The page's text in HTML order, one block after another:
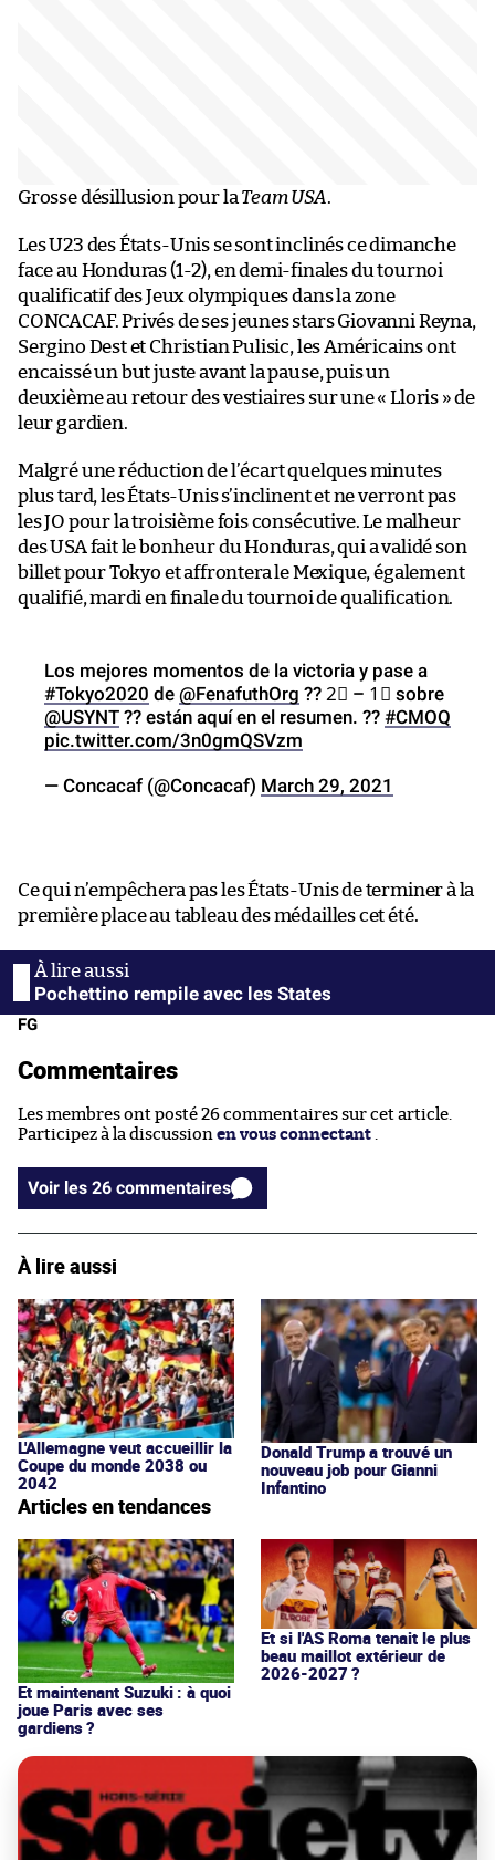
Grosse désillusion pour la Team USA.
Les U23 des États-Unis se sont inclinés ce dimanche
face au Honduras (1-2), en demi-finales du tournoi
qualificatif des Jeux olympiques dans la zone
CONCACAF. Privés de ses jeunes stars Giovanni Reyna,
Sergino Dest et Christian Pulisic, les Américains ont
encaissé un but juste avant la pause, puis un
deuxième au retour des vestiaires sur une « Lloris » de
leur gardien.
Malgré une réduction de l’écart quelques minutes
plus tard, les États-Unis s’inclinent et ne verront pas
les JO pour la troisième fois consécutive. Le malheur
des USA fait le bonheur du Honduras, qui a validé son
billet pour Tokyo et affrontera le Mexique, également
qualifié, mardi en finale du tournoi de qualification.
Los mejores momentos de la victoria y pase a
#Tokyo2020 de @FenafuthOrg ?? 2⃣ – 1⃣ sobre
@USYNT ?? están aquí en el resumen. ?? #CMOQ
pic.twitter.com/3n0gmQSVzm
— Concacaf (@Concacaf) March 29, 2021
Ce qui n’empêchera pas les États-Unis de terminer à la
première place au tableau des médailles cet été.
Pochettino rempile avec les States
FG
Commentaires
Les membres ont posté 26 commentaires sur cet article.
Participez à la discussion en vous connectant
Voir les 26 commentaires
À lire aussi
L'Allemagne veut accueillir la
Coupe du monde 2038 ou
2042
Donald Trump a trouvé un
nouveau job pour Gianni
Infantino
Articles en tendances
Et maintenant Suzuki : à quoi
joue Paris avec ses
gardiens ?
Et si l'AS Roma tenait le plus
beau maillot extérieur de
2026-2027 ?